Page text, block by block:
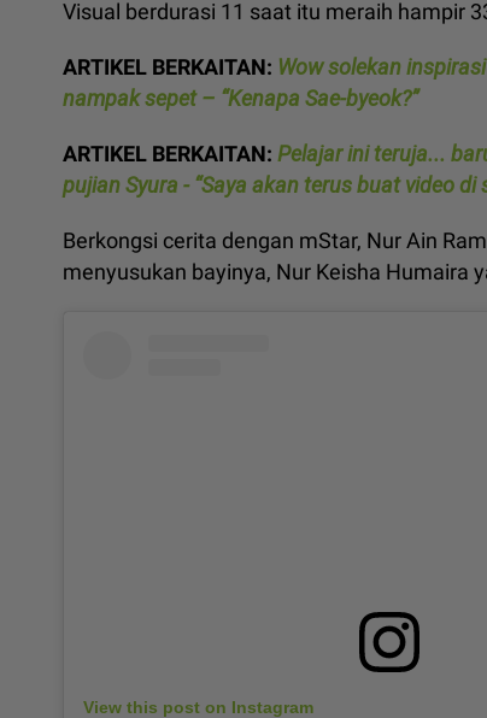
Visual berdurasi 11 saat itu meraih hampir
ARTIKEL BERKAITAN: Wow solekan
nampak sepet – “Kenapa Sae-byeok?”
ARTIKEL BERKAITAN: Pelajar ini teruja...
pujian Syura - “Saya akan terus buat video di
Berkongsi cerita dengan mStar, Nur Ain
menyusukan bayinya, Nur Keisha Humaira
View this post on Instagram